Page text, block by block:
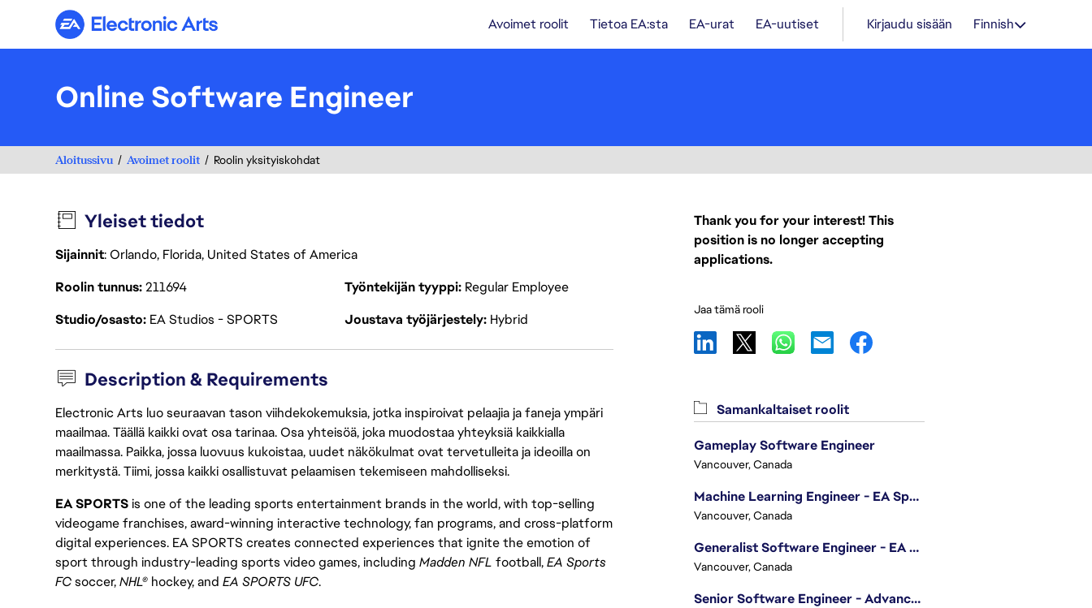
Electronic Arts Avoimet roolit Tietoa EA:sta EA-urat EA-uutiset Kirjaudu sisään Finnish
Online Software Engineer
Aloitussivu Avoimet roolit Roolin yksityiskohdat
Yleiset tiedot
Sijainnit: Orlando, Florida, United States of America
Roolin tunnus211694 Työntekijän tyyppi Regular Employee
Studio/osasto EA Studios - SPORTS Joustava työjärjestely Hybrid
Description & Requirements
Electronic Arts luo seuraavan tason viihdekokemuksia, jotka inspiroivat pelaajia ja faneja ympäri
maailmaa. Täällä kaikki ovat osa tarinaa. Osa yhteisöä, joka muodostaa yhteyksiä kaikkialla
maailmassa. Paikka, jossa luovuus kukoistaa, uudet näkökulmat ovat tervetulleita ja ideoilla on
merkitystä. Tiimi, jossa kaikki osallistuvat pelaamisen tekemiseen mahdolliseksi.
EA SPORTSis one of the leading sports entertainment brands in the world, with top-selling
videogame franchises, award-winning interactive technology, fan programs, and cross-platform
digital experiences. EA SPORTS creates connected experiences that ignite the emotion of
sport through industry-leading sports video games, including Madden NFL football,EA Sports
FCsoccer,NHL® hockey, and EA SPORTS UFC.
Thank you for your interest! This
position is no longer accepting
applications.
Jaa tämä rooli
Samankaltaiset roolit
Gameplay Software Engineer
Vancouver, Canada
Machine Learning Engineer - EA Sports FC
Vancouver, Canada
Generalist Software Engineer - EA Sports FC
Vancouver, Canada
Senior Software Engineer - Advanced Technology Group